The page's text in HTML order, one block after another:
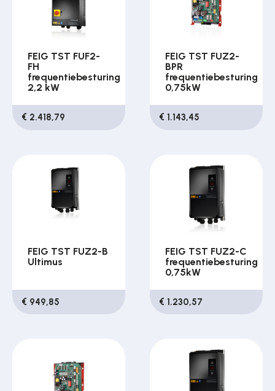
FEIG TST FUF2-
FH
frequentiebesturing
2,2 kW
€ 2.418,79
FEIG TST FUZ2-
BPR
frequentiebesturing
0,75kW
€ 1.143,45
FEIG TST FUZ2-B
Ultimus
€ 949,85
FEIG TST FUZ2-C
frequentiebesturing
0,75kW
€ 1.230,57